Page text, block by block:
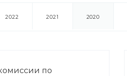
2022 2021 2020
по